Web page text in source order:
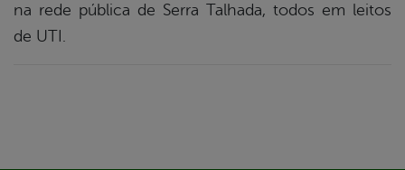
na rede pública de Serra Talhada, todos em leitos
de UTI.